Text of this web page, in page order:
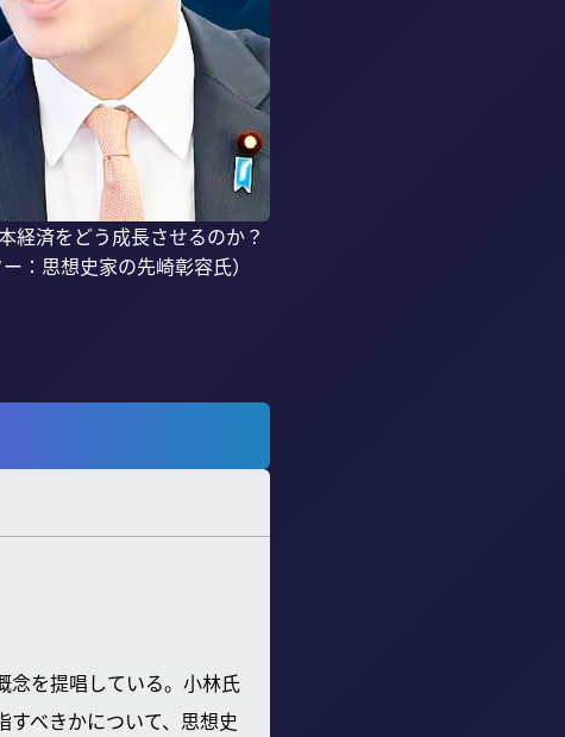
経済をどう成長させるのか？
：思想史家の先崎彰容氏）
念を提唱している。小林氏
べきかについて、思想史